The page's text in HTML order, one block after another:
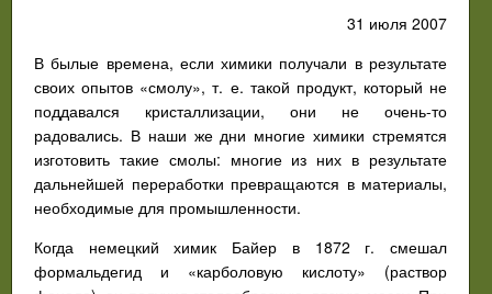
31 июля 2007
В былые времена, если химики получали в результате
своих опытов «смолу», т. е. такой продукт, который не
поддавался кристаллизации, они не очень-то
радовались. В наши же дни многие химики стремятся
изготовить такие смолы: многие из них в результате
дальнейшей переработки превращаются в материалы,
необходимые для промышленности.
Когда немецкий химик Байер в 1872 г. смешал
формальдегид и «карболовую кислоту» (раствор